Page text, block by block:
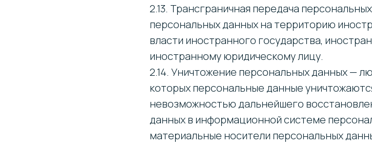
2.13. Трансграничная передача
персональных данных на территорию
власти иностранного государства,
иностранному юридическому лицу.
2.14. Уничтожение персональных данных —
которых персональные данные
невозможностью дальнейшего
данных в информационной системе
материальные носители персональных